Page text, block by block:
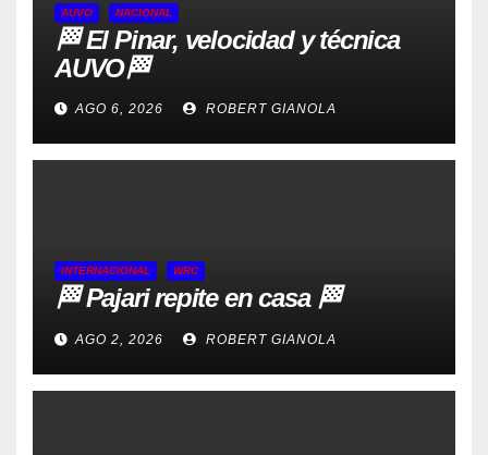
AUVO NACIONAL
🏁 El Pinar, velocidad y técnica
AUVO🏁
AGO 6, 2026 ROBERT GIANOLA
INTERNACIONAL WRC
🏁 Pajari repite en casa 🏁
AGO 2, 2026 ROBERT GIANOLA